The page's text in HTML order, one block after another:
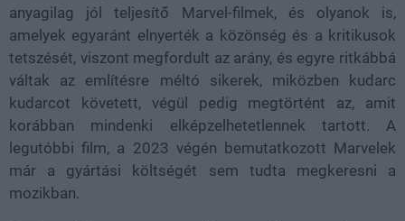
anyagilag jól teljesítő Marvel-filmek, és olyanok is,
amelyek egyaránt elnyerték a közönség és a kritikusok
tetszését, viszont megfordult az arány, és egyre ritkábbá
váltak az említésre méltó sikerek, miközben kudarc
kudarcot követett, végül pedig megtörtént az, amit
korábban mindenki elképzelhetetlennek tartott. A
legutóbbi film, a 2023 végén bemutatkozott Marvelek
már a gyártási költségét sem tudta megkeresni a
mozikban.